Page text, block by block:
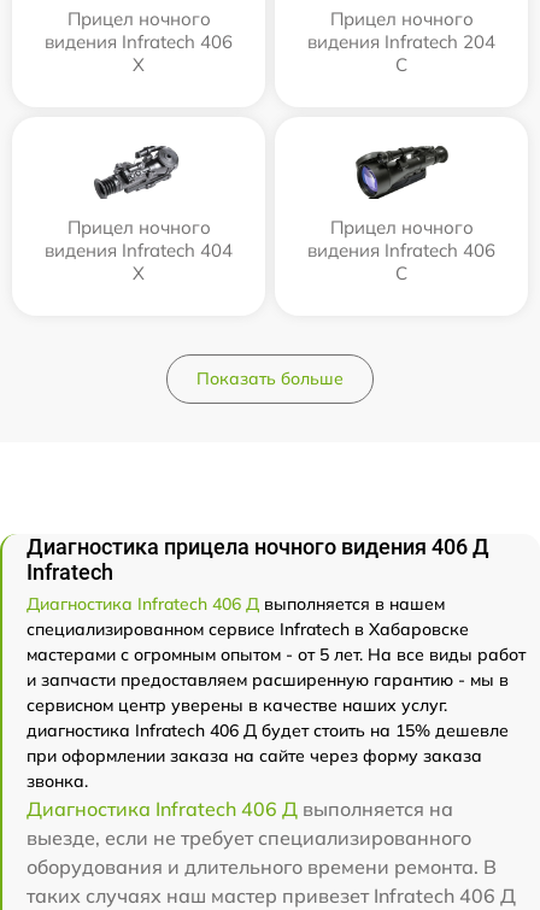
Прицел ночного
видения Infratech 406
Х
Прицел ночного
видения Infratech 204
С
Прицел ночного
видения Infratech 404
Х
Прицел ночного
видения Infratech 406
С
Показать больше
Диагностика прицела ночного видения 406 Д
Infratech
Диагностика Infratech 406 Д выполняется в нашем
специализированном сервисе Infratech в Хабаровске
мастерами с огромным опытом - от 5 лет. На все виды работ
и запчасти предоставляем расширенную гарантию - мы в
сервисном центр уверены в качестве наших услуг.
диагностика Infratech 406 Д будет стоить на 15% дешевле
при оформлении заказа на сайте через форму заказа
звонка.
Диагностика Infratech 406 Д выполняется на
выезде, если не требует специализированного
оборудования и длительного времени ремонта. В
таких случаях наш мастер привезет Infratech 406 Д